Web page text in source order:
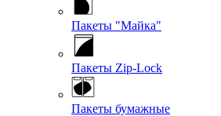
Пакеты "Майка"
Пакеты Zip-Lock
Пакеты бумажные